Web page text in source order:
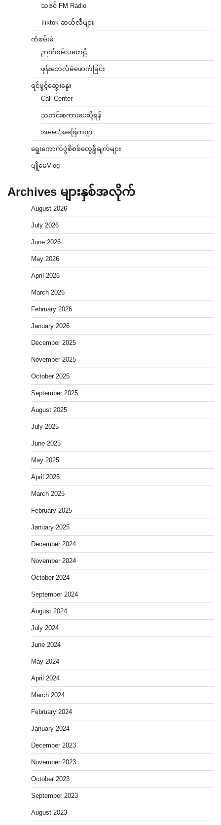
သဇင် FM Radio
Tiktok ဆယ်လီများ
ကံစမ်းမဲ
ဉာဏ်စမ်းပဟေဠိ
ဖုန်းဘေလ်မဲဖောက်ခြင်း
ရင်ဖွင့်ဆွေးနွေး
Call Center
သတင်းစကားပေးပို့ရန်
အမေး/အဖြေကဏ္ဍ
ရွေးကောက်ပွဲစိစစ်တွေ့ရှိချက်များ
ပျိုမေVlog
Archives များနှစ်အလိုက်
August 2026
July 2026
June 2026
May 2026
April 2026
March 2026
February 2026
January 2026
December 2025
November 2025
October 2025
September 2025
August 2025
July 2025
June 2025
May 2025
April 2025
March 2025
February 2025
January 2025
December 2024
November 2024
October 2024
September 2024
August 2024
July 2024
June 2024
May 2024
April 2024
March 2024
February 2024
January 2024
December 2023
November 2023
October 2023
September 2023
August 2023